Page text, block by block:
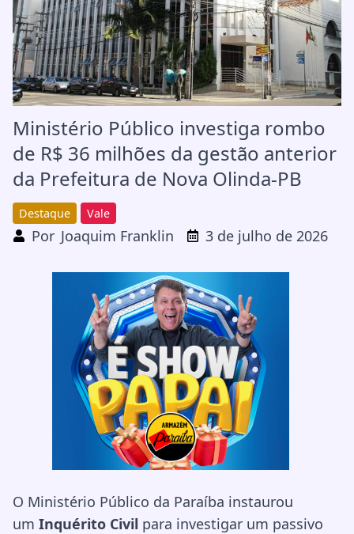
Ministério Público investiga rombo
de R$ 36 milhões da gestão anterior
da Prefeitura de Nova Olinda-PB
Destaque Vale
Por Joaquim Franklin 3 de julho de 2026
O Ministério Público da Paraíba instaurou
um Inquérito Civil para investigar um passivo